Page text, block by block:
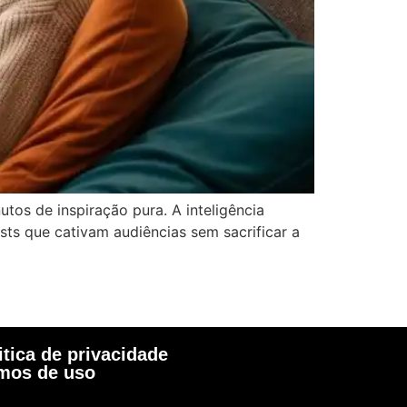
de inspiração pura. A inteligência
que cativam audiências sem sacrificar a
de privacidade
de uso